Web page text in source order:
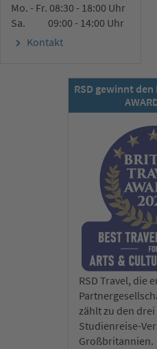
Mo. - Fr. 08:30 - 18:00 Uhr
Sa. 09:00 - 14:00 Uhr
Kontakt
RSD gewinnt den
RSD Travel, die
zählt zu den
Studienreise-
Großbritannien.